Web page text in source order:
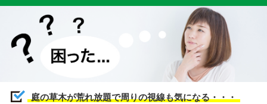
庭の草木が荒れ放題で周りの視線も気になる・・・